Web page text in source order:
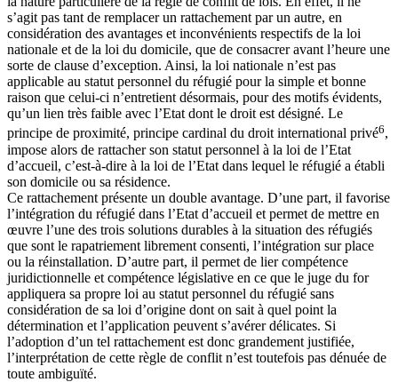
s’agit pas tant de remplacer un rattachement par un autre, en
considération des avantages et inconvénients respectifs de la loi
nationale et de la loi du domicile, que de consacrer avant l’heure une
sorte de clause d’exception. Ainsi, la loi nationale n’est pas
applicable au statut personnel du réfugié pour la simple et bonne
raison que celui-ci n’entretient désormais, pour des motifs évidents,
qu’un lien très faible avec l’Etat dont le droit est désigné. Le
principe de proximité, principe cardinal du droit international privé6,
impose alors de rattacher son statut personnel à la loi de l’Etat
d’accueil, c’est-à-dire à la loi de l’Etat dans lequel le réfugié a établi
son domicile ou sa résidence.
Ce rattachement présente un double avantage. D’une part, il favorise
l’intégration du réfugié dans l’Etat d’accueil et permet de mettre en
œuvre l’une des trois solutions durables à la situation des réfugiés
que sont le rapatriement librement consenti, l’intégration sur place
ou la réinstallation. D’autre part, il permet de lier compétence
juridictionnelle et compétence législative en ce que le juge du for
appliquera sa propre loi au statut personnel du réfugié sans
considération de sa loi d’origine dont on sait à quel point la
détermination et l’application peuvent s’avérer délicates. Si
l’adoption d’un tel rattachement est donc grandement justifiée,
l’interprétation de cette règle de conflit n’est toutefois pas dénuée de
toute ambiguïté.